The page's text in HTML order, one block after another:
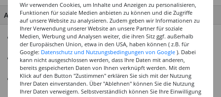
ARTIKEL MERKMALE & DETAILS
Acrylmarker für nahezu alle Untergründe z. B. Metall, Glas,
Porzellan, Holz, Textilien, Stein, Kunststoff, Leinwand
Die leuchtenden brillanten Farbtöne sind matt, deckend,
lichtecht und wasserbasiert
Die Farben sind in nassem Zustand, aquarellierbar, misch-
und verblendbar. Nach der Trocknung sind die Farben
Wir verwenden Cookies, um Inhalte und Anzeigen zu personalisieren,
Funktionen für soziale Medien anbieten zu können und die Zugriffe
auf unsere Website zu analysieren. Zudem geben wir Informationen zu
Ihrer Verwendung unserer Website an unsere Partner für soziale
Medien, Werbung und Analysen weiter, die ihren Sitz ggf. außerhalb
der Europäischen Union, etwa in den USA, haben können ( z.B. für
Google: Datenschutz und Nutzungsbedingungen von Google ). Dabei
kann nicht ausgeschlossen werden, dass Ihre Daten mit anderen,
bereits gespeicherten Daten von Ihnen verknüpft werden. Mit dem
Klick auf den Button "Zustimmen" erklären Sie sich mit der Nutzung
Ihrer Daten einverstanden. Über "Ablehnen" können Sie die Nutzung
Ihrer Daten verweigern. Selbstverständlich können Sie Ihre Einwilligung